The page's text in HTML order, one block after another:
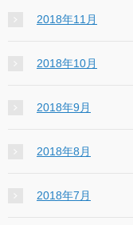
2018年11月
2018年10月
2018年9月
2018年8月
2018年7月